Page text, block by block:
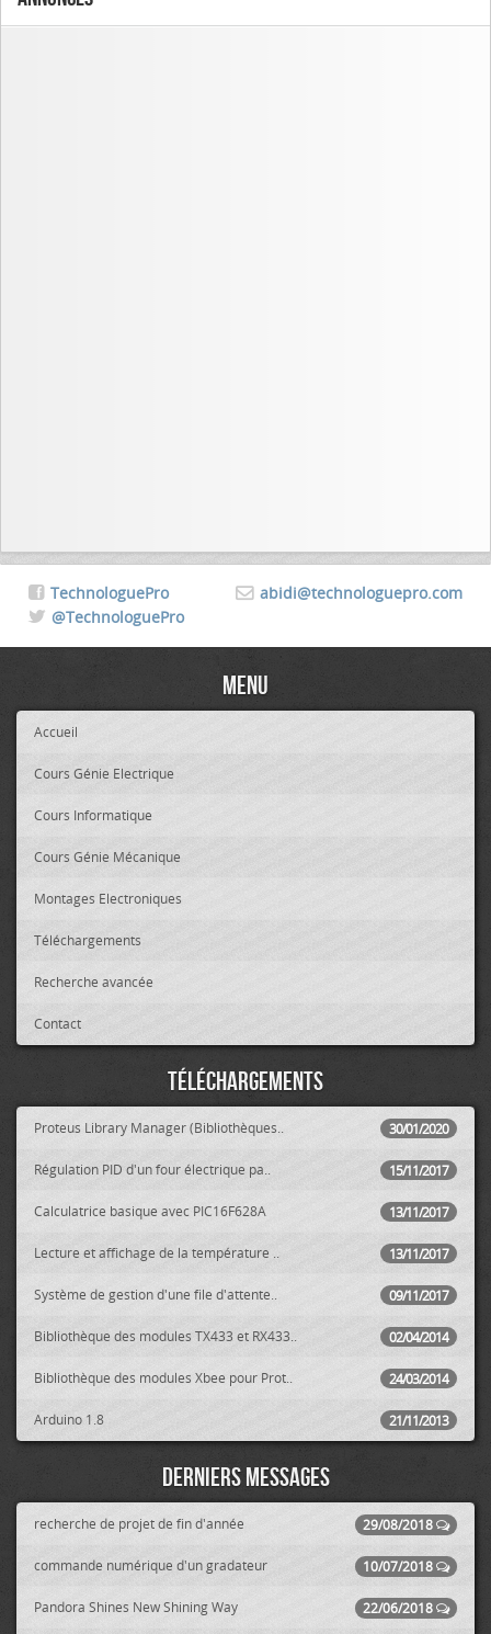
abidi@technologuepro.com
TechnologuePro
@TechnologuePro
Menu
Accueil
Cours Génie Electrique
Cours Informatique
Cours Génie Mécanique
Montages Electroniques
Téléchargements
Recherche avancée
Contact
Téléchargements
30/01/2020
Proteus Library Manager (Bibliothèques..
15/11/2017
Régulation PID d'un four électrique pa..
13/11/2017
Calculatrice basique avec PIC16F628A
13/11/2017
Lecture et affichage de la température ..
09/11/2017
Système de gestion d'une file d'attente..
02/04/2014
Bibliothèque des modules TX433 et RX433..
24/03/2014
Bibliothèque des modules Xbee pour Prot..
21/11/2013
Arduino 1.8
Derniers messages
29/08/2018
recherche de projet de fin d'année
10/07/2018
commande numérique d'un gradateur
22/06/2018
Pandora Shines New Shining Way